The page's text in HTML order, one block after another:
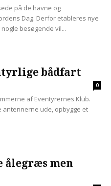
på de havne og
Dag. Derfor etableres nye
besøgende vil...
bådfart
0
af Eventyrernes Klub.
antennerne ude, opbygge et
ålegræs men